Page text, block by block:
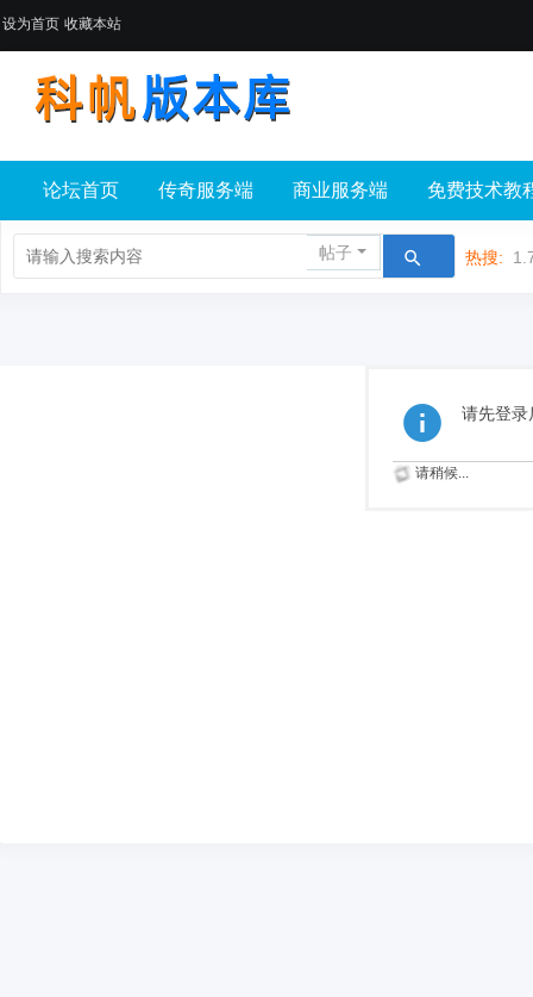
设为首页 收藏本站
论坛首页 传奇服务端 商业服务端 免费技术教
帖子 热搜:
请先登录
请稍候...